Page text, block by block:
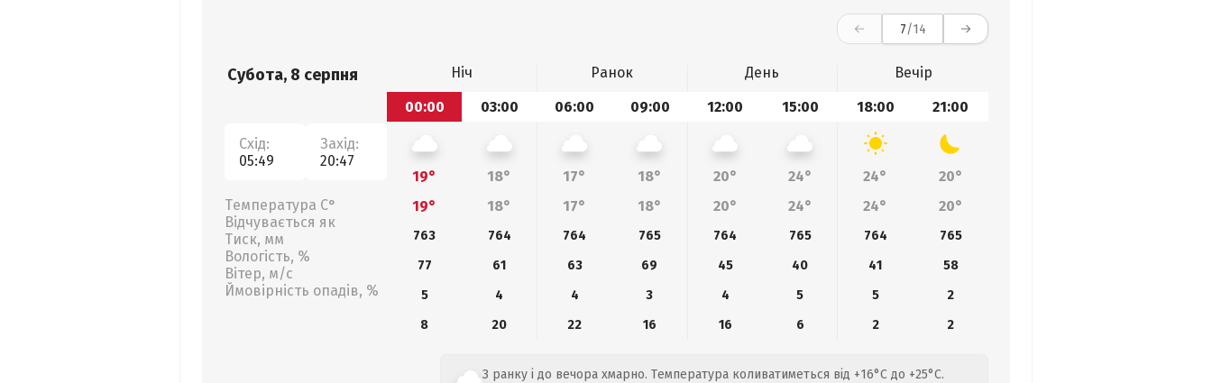
7/14
Субота, 8 серпня
Схід:
05:49
Захід:
20:47
Температура С°
Відчувається як
Тиск, мм
Вологість, %
Вітер, м/с
Ймовірність опадів, %
Ніч Ранок День
Вечір
00:00
03:00 06:00 09:00 12:00 15:00 18:00 21:00
19° 18° 17° 18° 20° 24° 24°
20°
19°
18° 17° 18° 20° 24° 24° 20°
763 764 764 765 764 765 764
765
77
61 63 69 45 40 41
58
5
4 4 3 4 5 5
2
8
20 22 16 16 6 2 2
З ранку і до вечора хмарно. Температура коливатиметься від +16°C до +25°C.